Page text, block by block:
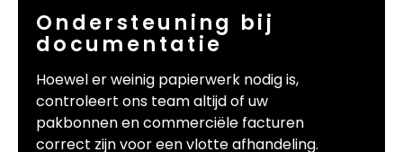
Ondersteuning bij
documentatie
Hoewel er weinig papierwerk nodig is,
controleert ons team altijd of uw
pakbonnen en commerciële facturen
correct zijn voor een vlotte afhandeling.